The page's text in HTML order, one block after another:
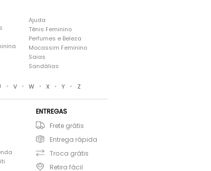
Ajuda
Tênis Feminino
Perfumes e Beleza
Mocassim Feminino
Saias
Sandálias
• V • W • X • Y • Z
ENTREGAS
Frete grátis
Entrega rápida
Troca grátis
Retira fácil